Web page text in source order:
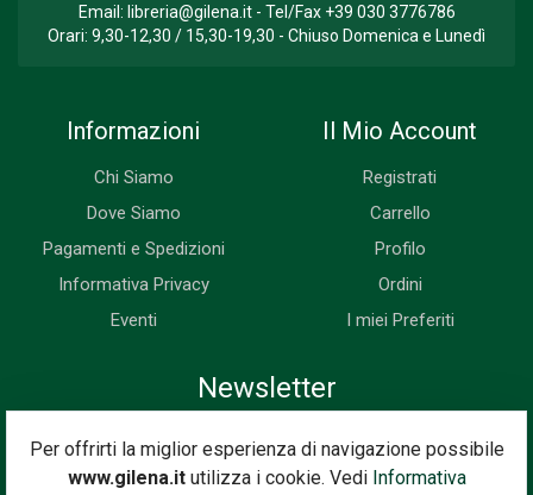
Per offrirti la miglior esperienza di navigazione possibile
www.gilena.itutilizza i cookie. Vedi Informativa
Email: libreria@gilena.it- Tel/Fax +39 030 3776786
Orari: 9,30-12,30 / 15,30-19,30 - Chiuso Domenica e Lunedì
Informazioni
Chi Siamo
Dove Siamo
Pagamenti e Spedizioni
Informativa Privacy
Eventi
Il Mio Account
Registrati
Carrello
Profilo
Ordini
I miei Preferiti
Newsletter
Iscriviti subito alla nostra newsletter. Riceverai prima di tutti le
novità, le offerte, i prossimi eventi...